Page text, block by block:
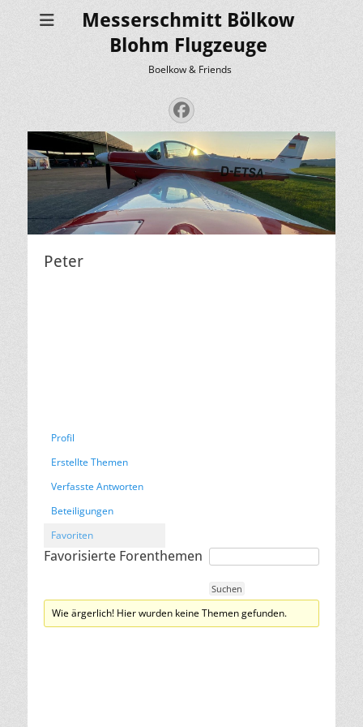
Messerschmitt Bölkow
Blohm Flugzeuge
Boelkow & Friends
Facebook
Peter
Profil
Erstellte Themen
Verfasste Antworten
Beteiligungen
Favoriten
Favorisierte Forenthemen
Wie ärgerlich! Hier wurden keine Themen gefunden.